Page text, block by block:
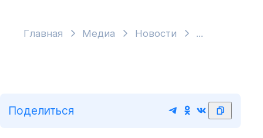
Главная Медиа Новости
Поделиться